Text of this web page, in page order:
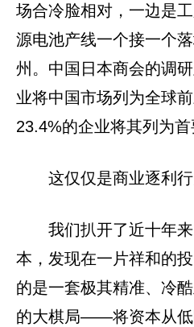
场合冷脸相对，一边是
源电池产线一个接一个
州。中国日本商会的调
业将中国市场列为全球
23.4%的企业将其列为首
这仅仅是商业逐利
我们扒开了近十年
本，发现在一片祥和的
的是一套极其精准、冷
的大棋局——将资本从低